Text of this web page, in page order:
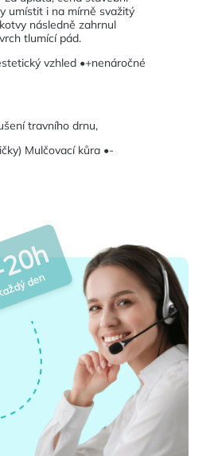
umístit i na mírně svažitý
následně zahrnul
tlumící pád.
vzhled •+nenáročné
travního drnu,
Mulčovací kůra •-
den